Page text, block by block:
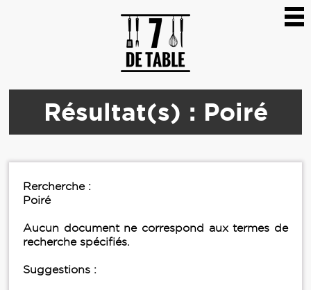
Résultat(s) : Poiré
Rercherche :
Poiré
Aucun document ne correspond aux termes de
recherche spécifiés.
Suggestions :